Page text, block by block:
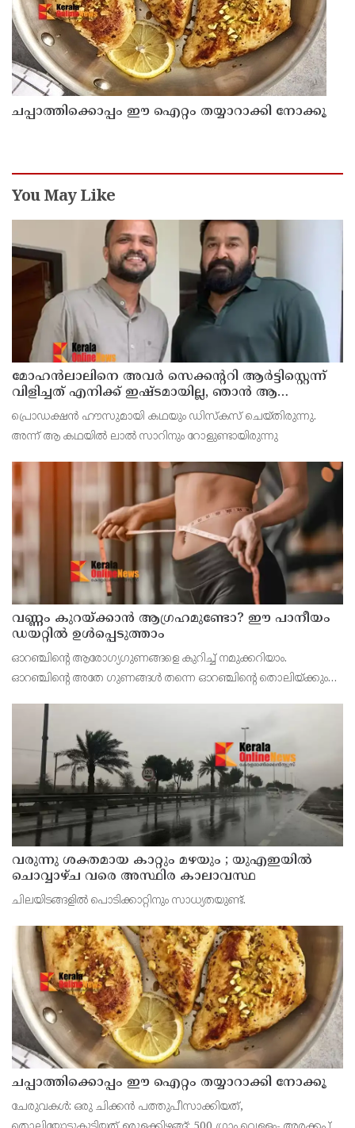
ചപ്പാത്തിക്കൊപ്പം ഈ ഐറ്റം തയ്യാറാക്കി നോക്കൂ
You May Like
മോഹന്‍ലാലിനെ അവര്‍ സെക്കന്ററി ആര്‍ട്ടിസ്റ്റെന്ന്
വിളിച്ചത് എനിക്ക് ഇഷ്ടമായില്ല, ഞാന്‍ ആ
പ്രൊജക്ടില്‍ നിന്ന് പിന്മാറി; വെളിപ്പെടുത്തി ജൂഡ്
ആന്റണി ജോസഫ്
പ്രൊഡക്ഷന്‍ ഹൗസുമായി കഥയും ഡിസ്‌കസ് ചെയ്തിരുന്നു.
അന്ന് ആ കഥയില്‍ ലാല്‍ സാറിനും റോളുണ്ടായിരുന്നു
വണ്ണം കുറയ്ക്കാൻ ആഗ്രഹമുണ്ടോ? ഈ പാനീയം
ഡയറ്റിൽ ഉൾപ്പെടുത്താം
ഓറഞ്ചിന്റെ ആരോഗ്യഗുണങ്ങളെ കുറിച്ച് നമുക്കറിയാം.
ഓറഞ്ചിന്റെ അതേ ഗുണങ്ങൾ തന്നെ ഓറഞ്ചിന്റെ തൊലിയ്ക്കും
തടിയും കുറയ്ക്കാൻ വരെ ഓറഞ്ച് തൊലി ഉപയോഗ
വരുന്നു ശക്തമായ കാറ്റും മഴയും ; യുഎഇയില്‍
ചൊവ്വാഴ്ച വരെ അസ്ഥിര കാലാവസ്ഥ
ചിലയിടങ്ങളില്‍ പൊടിക്കാറ്റിനും സാധ്യതയുണ്ട്.
ചപ്പാത്തിക്കൊപ്പം ഈ ഐറ്റം തയ്യാറാക്കി നോക്കൂ
ചേരുവകൾ: ഒരു ചിക്കൻ പത്തുപീസാക്കിയത്,